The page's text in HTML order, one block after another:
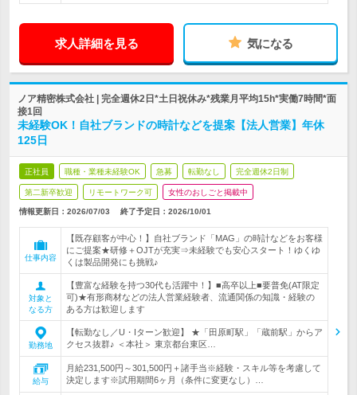
求人詳細を見る 気になる
ノア精密株式会社 | 完全週休2日*土日祝休み*残業月平均15h*実働7時間*面
接1回
未経験OK！自社ブランドの時計などを提案【法人営業】年休
125日
正社員 職種・業種未経験OK 急募 転勤なし 完全週休2日制
第二新卒歓迎 リモートワーク可 女性のおしごと掲載中
情報更新日：2026/07/03 終了予定日： 2026/10/01
仕事内容
【既存顧客が中心！】自社ブランド「MAG」の時計などをお客様
にご提案★研修＋OJTが充実⇒未経験でも安心スタート！ゆくゆ
くは製品開発にも挑戦♪
対象と
なる方
【豊富な経験を持つ30代も活躍中！】■高卒以上■要普免(AT限定
可)★有形商材などの法人営業経験者、流通関係の知識・経験の
ある方は歓迎します
勤務地
【転勤なし／U・Iターン歓迎】 ★「田原町駅」「蔵前駅」からア
クセス抜群♪ ＜本社＞ 東京都台東区…
給与
月給231,500円～301,500円＋諸手当※経験・スキル等を考慮して
決定します※試用期間6ヶ月（条件に変更なし）…